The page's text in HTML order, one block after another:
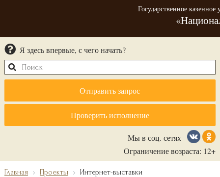
Государственное
Я здесь впервые, с чего начать?
Отправить запрос
Проверить исполнение
Мы в соц. сетях
Ограничение возраста: 12+
Главная Проекты Интернет-выставки